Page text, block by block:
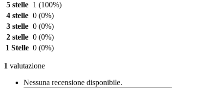
5 stelle
1 (100%)
4 stelle 0 (0%)
3 stelle 0 (0%)
2 stelle 0 (0%)
1 Stelle 0 (0%)
1 valutazione
Nessuna recensione disponibile.